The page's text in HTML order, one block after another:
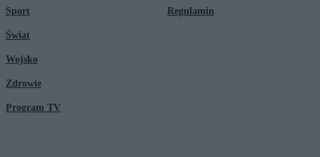
Sport
Świat
Wojsko
Zdrowie
Program TV
Regulamin